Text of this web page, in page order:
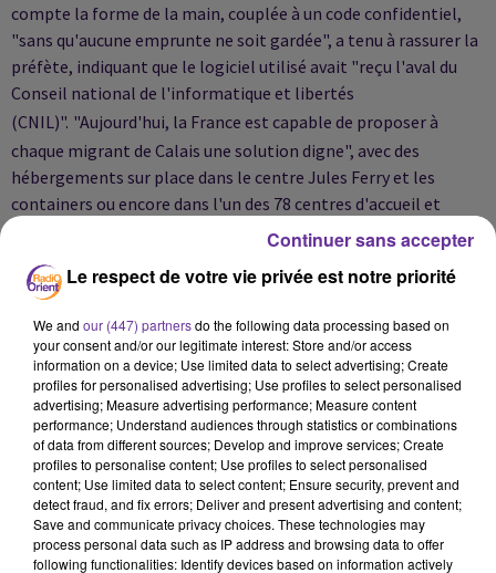
compte la forme de la main, couplée à un code confidentiel,
"sans qu'aucune emprunte ne soit gardée", a tenu à rassurer la
préfète, indiquant que le logiciel utilisé avait "reçu l'aval du
Conseil national de l'informatique et libertés
(CNIL)". "Aujourd'hui, la France est capable de proposer à
chaque migrant de Calais une solution digne", avec des
hébergements sur place dans le centre Jules Ferry et les
containers ou encore dans l'un des 78 centres d'accueil et
d'orientation (CAO) en France, a insisté Mme Buccio. Elle a
rappelé son intention de diminuer le nombre de migrants
présents sur le terrain de la lande, actuellement estimés entre
sur le site", en comptant les 1.500 places du CAP, mais aussi les
400 proposées aux femmes et enfants au centre d'accueil de
jour Jules Ferry. Interrogée si le CAP ne s'apparentait pas à un
nouveau Sangatte (un hangar ayant abrité jusqu'à 2000
migrants au tournant des années 1990-2000), elle a réfuté:
"C'est dans la durée qu'on pourra juger " mais "les migrants
n'ont pas vocation à rester éternellement ici. AFP
Le respect de votre vie privée est notre priorité
We and our (447) partnersdo the following data processing based on
your consent and/or our legitimate interest: Store and/or access
information on a device; Use limited data to select advertising; Create
profiles for personalised advertising; Use profiles to select personalised
advertising; Measure advertising performance; Measure content
performance; Understand audiences through statistics or combinations
of data from different sources; Develop and improve services; Create
profiles to personalise content; Use profiles to select personalised
content; Use limited data to select content; Ensure security, prevent and
detect fraud, and fix errors; Deliver and present advertising and content;
Save and communicate privacy choices. These technologies may
process personal data such as IP address and browsing data to offer
following functionalities: Identify devices based on information actively
Continuer sans accepter